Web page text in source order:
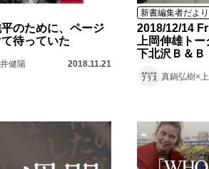
のために、ページ
待っていた
健陽 2018.11.21
新書編集者だより
2018/12/14
上岡伸雄ト
下北沢Ｂ＆Ｂ
真鍋弘樹×